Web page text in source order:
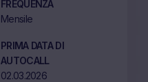
FREQUENZA
Mensile
PRIMA DATA DI
AUTOCALL
02.03.2026